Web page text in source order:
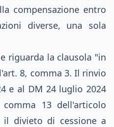
compensazione entro
diverse, una sola
riguarda la clausola "in
8, comma 3. Il rinvio
e al DM 24 luglio 2024
13 dell'articolo
il divieto di cessione a